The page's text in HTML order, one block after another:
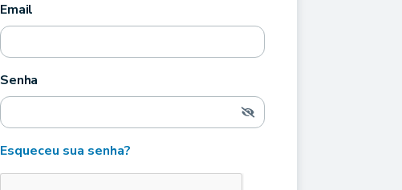
Email
Senha
Esqueceu sua senha?